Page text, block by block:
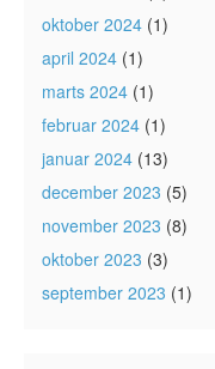
oktober 2024 (1)
april 2024 (1)
marts 2024 (1)
februar 2024 (1)
januar 2024 (13)
december 2023 (5)
november 2023 (8)
oktober 2023 (3)
september 2023 (1)